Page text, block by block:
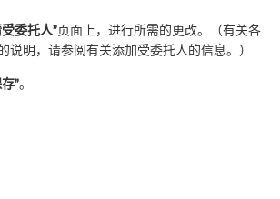
委托人”页面上，进行所需的更改。（有关各
说明，请参阅有关添加受委托人的信息。）
”。